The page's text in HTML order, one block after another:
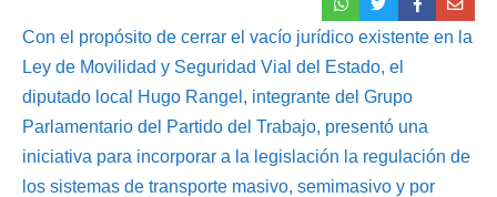
Con el propósito de cerrar el vacío jurídico existente en la
Ley de Movilidad y Seguridad Vial del Estado, el
diputado local Hugo Rangel, integrante del Grupo
Parlamentario del Partido del Trabajo, presentó una
iniciativa para incorporar a la legislación la regulación de
los sistemas de transporte masivo, semimasivo y por